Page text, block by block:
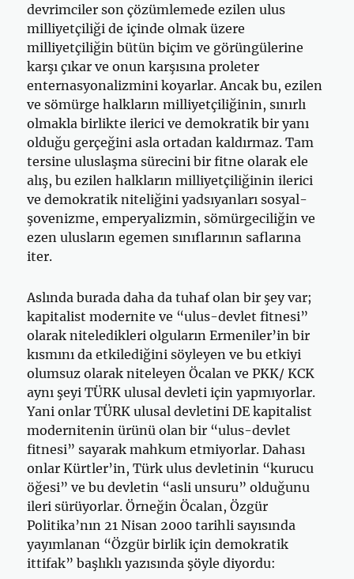
devrimciler son çözümlemede ezilen ulus
milliyetçiliği de içinde olmak üzere
milliyetçiliğin bütün biçim ve görüngülerine
karşı çıkar ve onun karşısına proleter
enternasyonalizmini koyarlar. Ancak bu, ezilen
ve sömürge halkların milliyetçiliğinin, sınırlı
olmakla birlikte ilerici ve demokratik bir yanı
olduğu gerçeğini asla ortadan kaldırmaz. Tam
tersine uluslaşma sürecini bir fitne olarak ele
alış, bu ezilen halkların milliyetçiliğinin ilerici
ve demokratik niteliğini yadsıyanları sosyal-
şovenizme, emperyalizmin, sömürgeciliğin ve
ezen ulusların egemen sınıflarının saflarına
iter.
Aslında burada daha da tuhaf olan bir şey var;
kapitalist modernite ve “ulus-devlet fitnesi”
olarak niteledikleri olguların Ermeniler’in bir
kısmını da etkilediğini söyleyen ve bu etkiyi
olumsuz olarak niteleyen Öcalan ve PKK/ KCK
aynı şeyi TÜRK ulusal devleti için yapmıyorlar.
Yani onlar TÜRK ulusal devletini DE kapitalist
modernitenin ürünü olan bir “ulus-devlet
fitnesi” sayarak mahkum etmiyorlar. Dahası
onlar Kürtler’in, Türk ulus devletinin “kurucu
öğesi” ve bu devletin “asli unsuru” olduğunu
ileri sürüyorlar. Örneğin Öcalan, Özgür
Politika’nın 21 Nisan 2000 tarihli sayısında
yayımlanan “Özgür birlik için demokratik
ittifak” başlıklı yazısında şöyle diyordu: